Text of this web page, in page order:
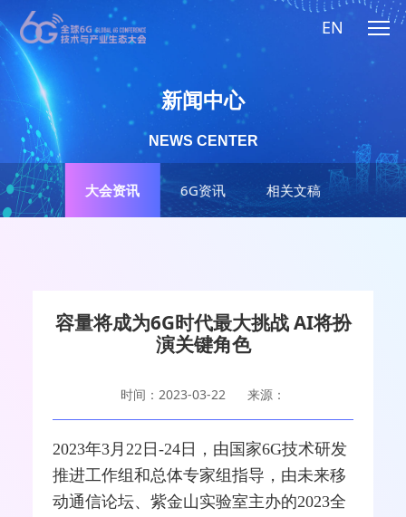
EN
大会资讯 6G资讯 相关文稿
新闻中心
NEWS CENTER
容量将成为6G时代最大挑战 AI将扮
演关键角色
时间：2023-03-22 来源：
2023年3月22日-24日，由国家6G技术研发
推进工作组和总体专家组指导，由未来移
动通信论坛、紫金山实验室主办的2023全